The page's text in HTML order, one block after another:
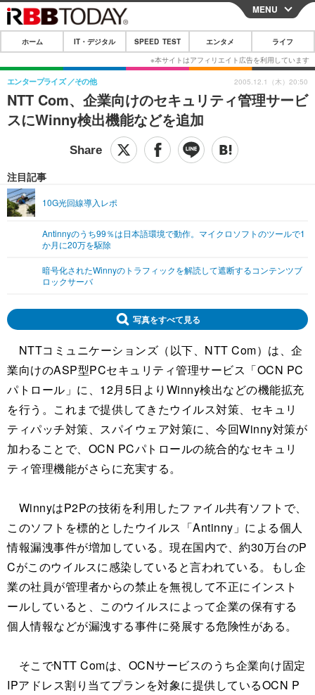
CLOSE
ホーム
IT・デジタル
IT・デジタルTOP スマートフォン
ネタ
その他
SPEED TEST
映画・ドラマ
グラビア
ショッピング その他
ライフTOP
その他
リリース一覧
MENU
ホーム IT・デジタル SPEED TEST エンタメ ライフ
NTT Com、企業向けのセキュリティ管理サービ
スにWinny検出機能などを追加
エンタープライズ その他
注目記事
10G光回線導入レポ
Antinnyのうち99％は日本語環境で動作。マイクロソフトのツールで1
か月に20万を駆除
暗号化されたWinnyのトラフィックを解読して遮断するコンテンツブ
ロックサーバ
2005.12.1（木）20:50
写真をすべて見る
NTTコミュニケーションズ（以下、NTT Com）は、企
業向けのASP型PCセキュリティ管理サービス「OCN PC
パトロール」に、12月5日よりWinny検出などの機能拡充
を行う。これまで提供してきたウイルス対策、セキュリ
ティパッチ対策、スパイウェア対策に、今回Winny対策が
加わることで、OCN PCパトロールの統合的なセキュリ
ティ管理機能がさらに充実する。
WinnyはP2Pの技術を利用したファイル共有ソフトで、
このソフトを標的としたウイルス「Antinny」による個人
情報漏洩事件が増加している。現在国内で、約30万台のP
Cがこのウイルスに感染していると言われている。もし企
業の社員が管理者からの禁止を無視して不正にインスト
ールしていると、このウイルスによって企業の保有する
個人情報などが漏洩する事件に発展する危険性がある。
そこでNTT Comは、OCNサービスのうち企業向け固定
IPアドレス割り当てプランを対象に提供しているOCN P